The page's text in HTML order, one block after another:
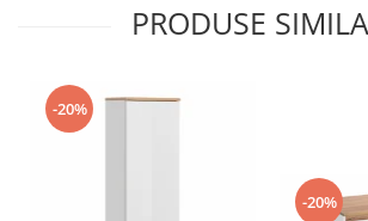
PRODUSE
-20%
-20%